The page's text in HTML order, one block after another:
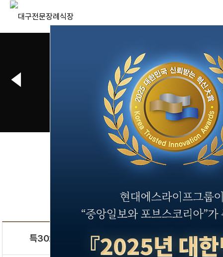
대구전문장례식장
대구전문장례식장
빈소현황
삼가고인의 명복을 빕니다
특302호 고인 : 이태원